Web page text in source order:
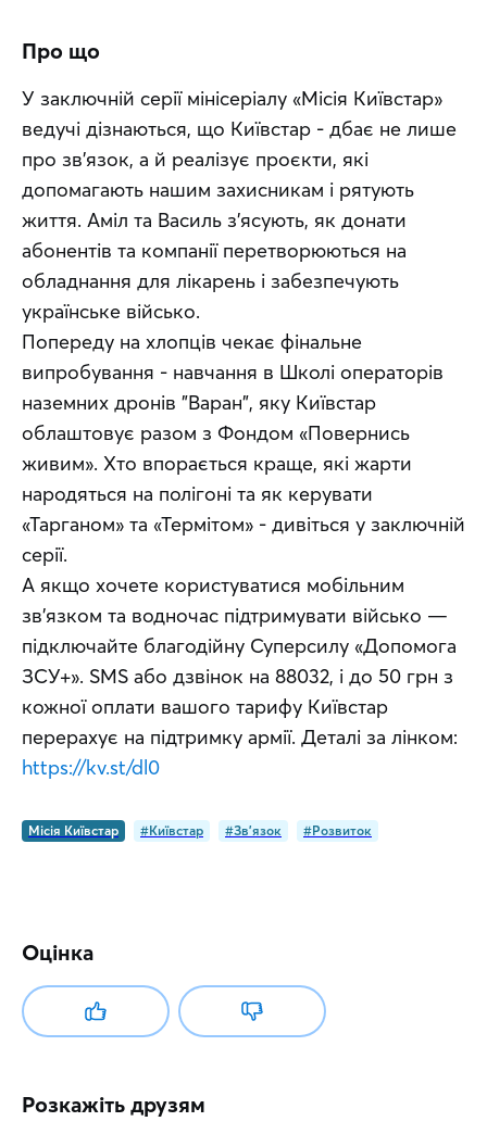
Про що
У заключній серії мінісеріалу «Місія Київстар»
ведучі дізнаються, що Київстар - дбає не лише
про зв'язок, а й реалізує проєкти, які
допомагають нашим захисникам і рятують
життя. Аміл та Василь з'ясують, як донати
абонентів та компанії перетворюються на
обладнання для лікарень і забезпечують
українське військо.
Попереду на хлопців чекає фінальне
випробування - навчання в Школі операторів
наземних дронів "Варан", яку Київстар
облаштовує разом з Фондом «Повернись
живим». Хто впорається краще, які жарти
народяться на полігоні та як керувати
«Тарганом» та «Термітом» - дивіться у заключній
серії.
А якщо хочете користуватися мобільним
зв'язком та водночас підтримувати військо —
підключайте благодійну Суперсилу «Допомога
ЗСУ+». SMS або дзвінок на 88032, і до 50 грн з
кожної оплати вашого тарифу Київстар
https://kv.st/dl0
Місія Київстар #Київстар #Зв'язок #Розвиток
Оцінка
Розкажіть друзям